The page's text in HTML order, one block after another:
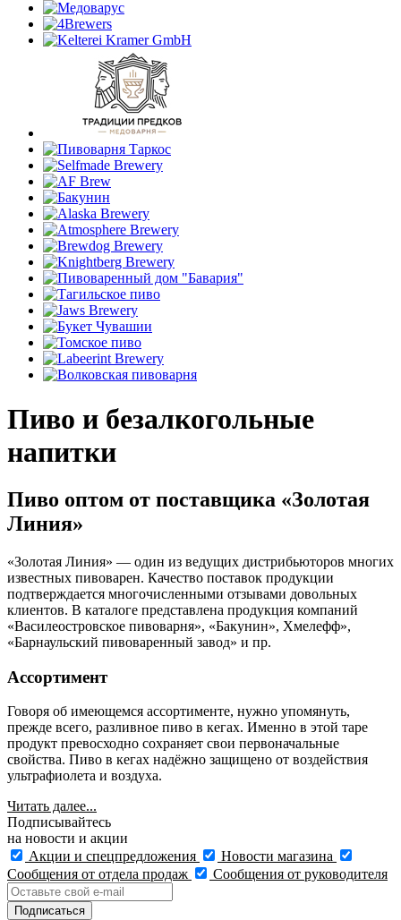
Пиво и безалкогольные
напитки
Пиво оптом от поставщика «Золотая
Линия»
«Золотая Линия» — один из ведущих дистрибьюторов многих
известных пивоварен. Качество поставок продукции
подтверждается многочисленными отзывами довольных
клиентов. В каталоге представлена продукция компаний
«Василеостровское пивоварня», «Бакунин», Хмелефф»,
«Барнаульский пивоваренный завод» и пр.
Ассортимент
Говоря об имеющемся ассортименте, нужно упомянуть,
прежде всего, разливное пиво в кегах. Именно в этой таре
продукт превосходно сохраняет свои первоначальные
свойства. Пиво в кегах надёжно защищено от воздействия
ультрафиолета и воздуха.
Читать далее...
Подписывайтесь
на новости и акции
Акции и спецпредложения
Новости магазина
Сообщения от отдела продаж
Сообщения от руководителя